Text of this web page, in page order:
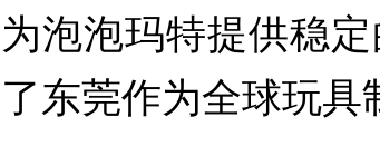
为泡泡玛特提供稳
了东莞作为全球玩具